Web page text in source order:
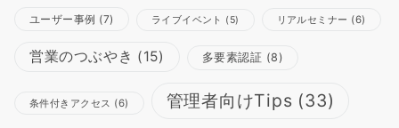
ユーザー事例 (7) ライブイベント (5) リアルセミナー (6)
営業のつぶやき (15) 多要素認証 (8)
条件付きアクセス (6) 管理者向けTips (33)